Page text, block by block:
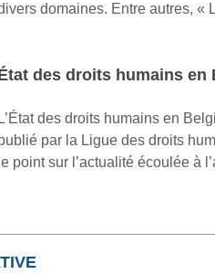
domaines. Entre autres, «
des droits humains en
L’État des droits humains en
par la Ligue des droits
le point sur l’actualité écoulée à